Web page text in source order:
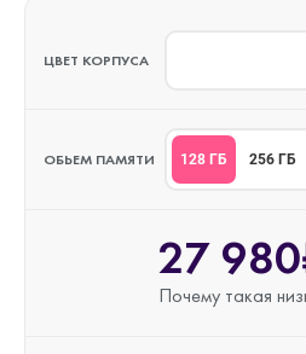
ЦВЕТ КОРПУСА
ОБЬЕМ ПАМЯТИ 128 ГБ 256 ГБ
27
Почему такая